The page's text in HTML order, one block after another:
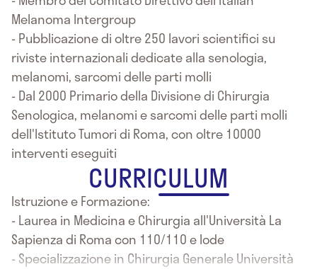
Melanoma Intergroup
- Pubblicazione di oltre 250 lavori scientifici su
riviste internazionali dedicate alla senologia,
melanomi, sarcomi delle parti molli
- Dal 2000 Primario della Divisione di Chirurgia
Senologica, melanomi e sarcomi delle parti molli
dell'Istituto Tumori di Roma, con oltre 10000
interventi eseguiti
CURRICULUM
Istruzione e Formazione:
- Laurea in Medicina e Chirurgia all'Università La
Sapienza di Roma con 110/110 e lode
- Specializzazione in Chirurgia Generale Università